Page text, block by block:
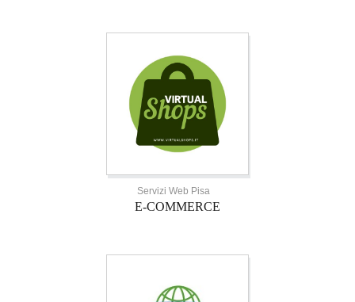
Servizi Web Pisa
E-COMMERCE